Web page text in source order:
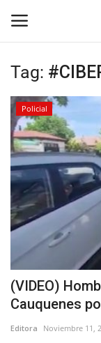
Inicio
Crónica
Policial
Tribunales
Deporte
Política
Espectáculos
Tag:
Policial
(VIDEO)
Cauquenes
Editora Noviembre 11,